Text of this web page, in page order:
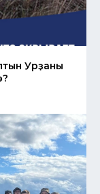
Урҙаның